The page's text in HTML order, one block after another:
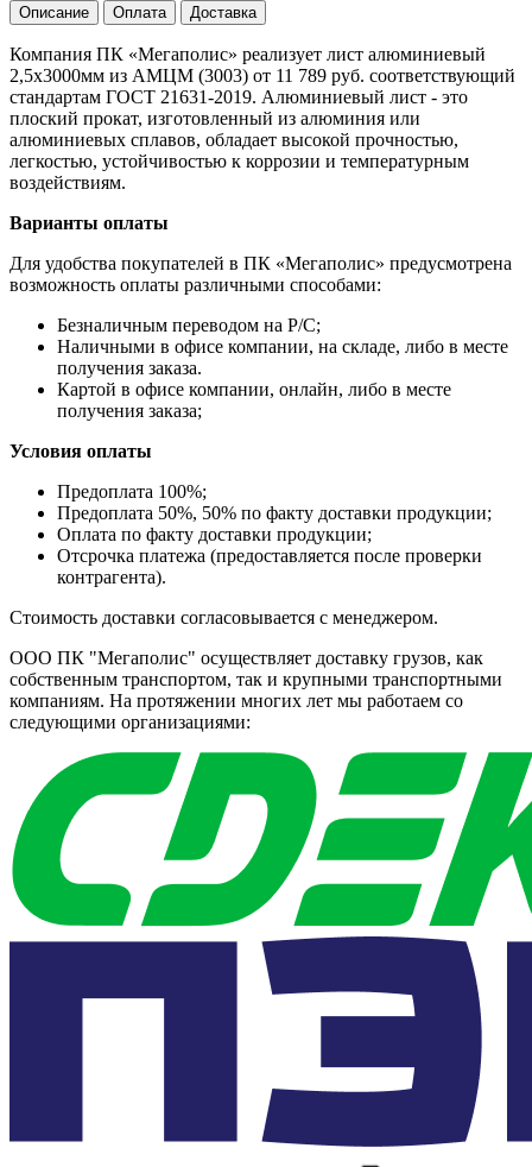
Описание Оплата Доставка
Компания ПК «Мегаполис» реализует лист алюминиевый
2,5х3000мм из АМЦМ (3003) от 11 789 руб. соответствующий
стандартам ГОСТ 21631-2019. Алюминиевый лист - это
плоский прокат, изготовленный из алюминия или
алюминиевых сплавов, обладает высокой прочностью,
легкостью, устойчивостью к коррозии и температурным
воздействиям.
Варианты оплаты
Для удобства покупателей в ПК «Мегаполис» предусмотрена
возможность оплаты различными способами:
Безналичным переводом на Р/С;
Наличными в офисе компании, на складе, либо в месте
получения заказа.
Картой в офисе компании, онлайн, либо в месте
получения заказа;
Условия оплаты
Предоплата 100%;
Предоплата 50%, 50% по факту доставки продукции;
Оплата по факту доставки продукции;
Отсрочка платежа (предоставляется после проверки
контрагента).
Стоимость доставки согласовывается с менеджером.
ООО ПК "Мегаполис" осуществляет доставку грузов, как
собственным транспортом, так и крупными транспортными
компаниям. На протяжении многих лет мы работаем со
следующими организациями: